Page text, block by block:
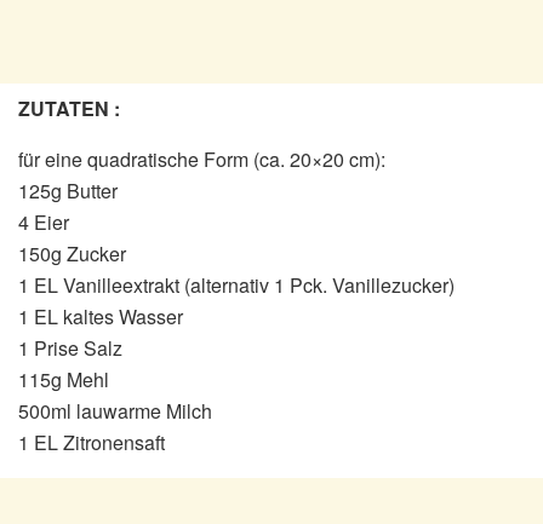
ZUTATEN :
für eine quadratische Form (ca. 20×20 cm):
125g Butter
4 Eier
150g Zucker
1 EL Vanilleextrakt (alternativ 1 Pck. Vanillezucker)
1 EL kaltes Wasser
1 Prise Salz
115g Mehl
500ml lauwarme Milch
1 EL Zitronensaft